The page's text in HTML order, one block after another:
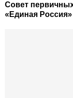
Совет
«Единая